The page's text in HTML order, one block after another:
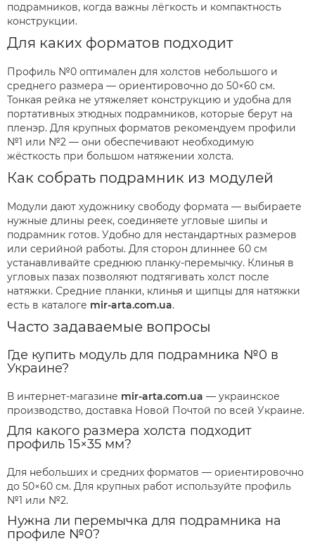
подрамников, когда важны лёгкость и компактность
конструкции.
Для каких форматов подходит
Профиль №0 оптимален для холстов небольшого и
среднего размера — ориентировочно до 50×60 см.
Тонкая рейка не утяжеляет конструкцию и удобна для
портативных этюдных подрамников, которые берут на
пленэр. Для крупных форматов рекомендуем профили
№1 или №2 — они обеспечивают необходимую
жёсткость при большом натяжении холста.
Как собрать подрамник из модулей
Модули дают художнику свободу формата — выбираете
нужные длины реек, соединяете угловые шипы и
подрамник готов. Удобно для нестандартных размеров
или серийной работы. Для сторон длиннее 60 см
устанавливайте среднюю планку-перемычку. Клинья в
угловых пазах позволяют подтягивать холст после
натяжки. Средние планки, клинья и щипцы для натяжки
есть в каталоге mir-arta.com.ua.
Часто задаваемые вопросы
Где купить модуль для подрамника №0 в
Украине?
В интернет-магазине mir-arta.com.ua — украинское
производство, доставка Новой Почтой по всей Украине.
Для какого размера холста подходит
профиль 15×35 мм?
Для небольших и средних форматов — ориентировочно
до 50×60 см. Для крупных работ используйте профиль
№1 или №2.
Нужна ли перемычка для подрамника на
профиле №0?